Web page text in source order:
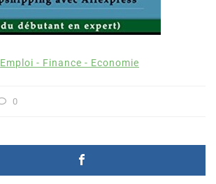
Emploi - Finance - Economie
0